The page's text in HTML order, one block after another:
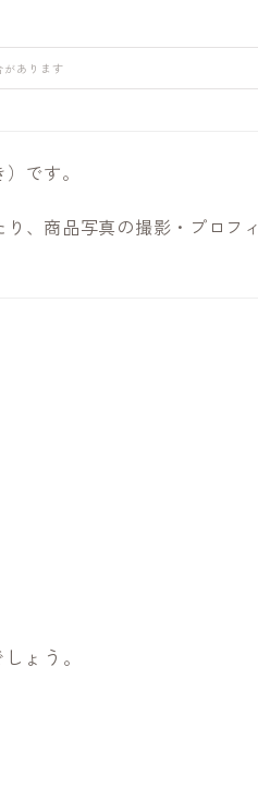
あります
です。
、商品写真の撮影・プロフィ
ょう。